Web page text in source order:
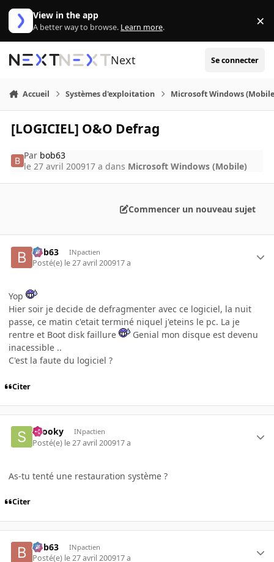
Aller au contenu
View in the app
A better way to browse. Learn more. ×
Next Se connecter
Accueil Systèmes d'exploitation Microsoft Windows
[LOGICIEL] O&O Defrag
Par bob63
le 27 avril 200917 a dans Microsoft Windows (Mobile)
Commencer un nouveau sujet
bob63 INpactien
Posté(e) le 27 avril 200917 a
Yop
Hier soir je decide de defragmenter avec ce logiciel, la nuit
passe, ce matin c'etait terminé niquel j'eteins le pc. La je
rentre et Boot disk faillure
Genial mon disque est devenu
inacessible ..
C'est la faute du logiciel ?
Citer
snooky INpactien
Posté(e) le 27 avril 200917 a
As-tu tenté une restauration système ?
Citer
bob63 INpactien
Posté(e) le 27 avril 200917 a